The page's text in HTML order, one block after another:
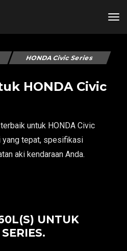
HONDA Civic Series
HONDA Civic
untuk HONDA Civic
yang tepat, spesifikasi
aki kendaraan Anda.
UNTUK